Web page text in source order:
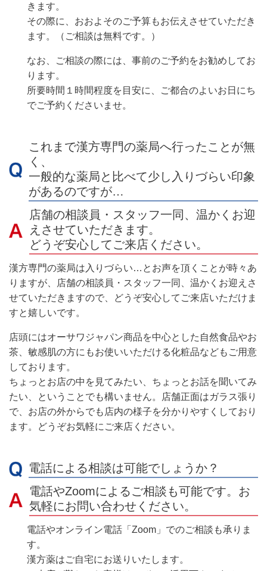
きます。
その際に、おおよそのご予算もお伝えさせていただき
ます。（ご相談は無料です。）
なお、ご相談の際には、事前のご予約をお勧めしてお
ります。
所要時間１時間程度を目安に、ご都合のよいお日にち
でご予約くださいませ。
これまで漢方専門の薬局へ行ったことが無
く、
一般的な薬局と比べて少し入りづらい印象
があるのですが…
店舗の相談員・スタッフ一同、温かくお迎
えさせていただきます。
どうぞ安心してご来店ください。
漢方専門の薬局は入りづらい…とお声を頂くことが時々あ
りますが、店舗の相談員・スタッフ一同、温かくお迎えさ
せていただきますので、どうぞ安心してご来店いただけま
すと嬉しいです。
店頭にはオーサワジャパン商品を中心とした自然食品やお
茶、敏感肌の方にもお使いいただける化粧品などもご用意
しております。
ちょっとお店の中を見てみたい、ちょっとお話を聞いてみ
たい、ということでも構いません。店舗正面はガラス張り
で、お店の外からでも店内の様子を分かりやすくしており
ます。どうぞお気軽にご来店ください。
電話による相談は可能でしょうか？
電話やZoomによるご相談も可能です。お
気軽にお問い合わせください。
電話やオンライン電話「Zoom」でのご相談も承りま
す。
漢方薬はご自宅にお送りいたします。